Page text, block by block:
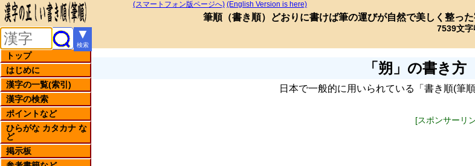
(スマートフォン版ページへ) (English Version is here)
筆順（書き順）どおりに書けば筆の運びが自然で美しく整っ
7539文
▼
検索
トップ
はじめに
漢字の一覧(索引)
漢字の検索
ポイントなど
ひらがな カタカナ な
ど
掲示板
「朔」の書き方
日本で一般的に用いられている「書き順(筆
[スポンサーリ